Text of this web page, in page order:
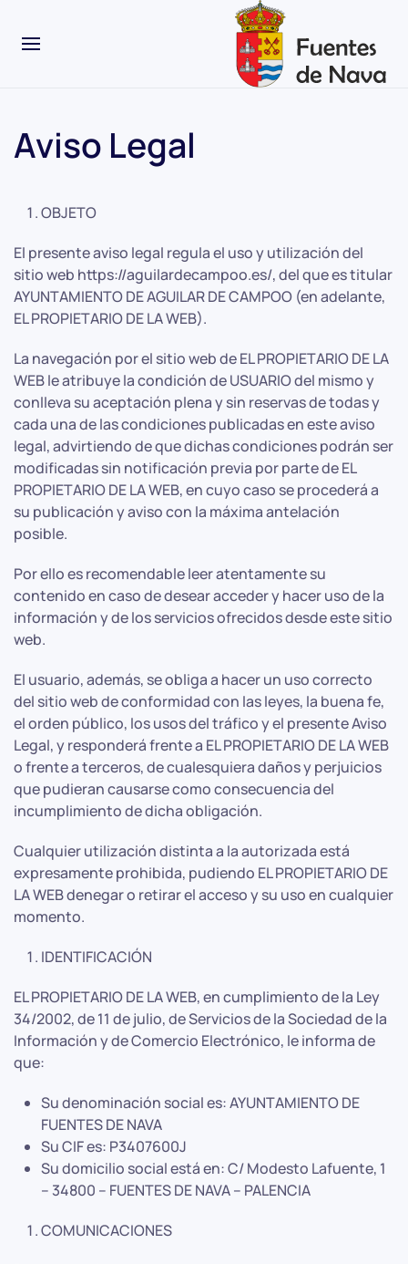
Aviso Legal
OBJETO
El presente aviso legal regula el uso y utilización del
sitio web https://aguilardecampoo.es/, del que es titular
AYUNTAMIENTO DE AGUILAR DE CAMPOO (en adelante,
EL PROPIETARIO DE LA WEB).
La navegación por el sitio web de EL PROPIETARIO DE LA
WEB le atribuye la condición de USUARIO del mismo y
conlleva su aceptación plena y sin reservas de todas y
cada una de las condiciones publicadas en este aviso
legal, advirtiendo de que dichas condiciones podrán ser
modificadas sin notificación previa por parte de EL
PROPIETARIO DE LA WEB, en cuyo caso se procederá a
su publicación y aviso con la máxima antelación
posible.
Por ello es recomendable leer atentamente su
contenido en caso de desear acceder y hacer uso de la
información y de los servicios ofrecidos desde este sitio
web.
El usuario, además, se obliga a hacer un uso correcto
del sitio web de conformidad con las leyes, la buena fe,
el orden público, los usos del tráfico y el presente Aviso
Legal, y responderá frente a EL PROPIETARIO DE LA WEB
o frente a terceros, de cualesquiera daños y perjuicios
que pudieran causarse como consecuencia del
incumplimiento de dicha obligación.
Cualquier utilización distinta a la autorizada está
expresamente prohibida, pudiendo EL PROPIETARIO DE
LA WEB denegar o retirar el acceso y su uso en cualquier
momento.
IDENTIFICACIÓN
EL PROPIETARIO DE LA WEB, en cumplimiento de la Ley
34/2002, de 11 de julio, de Servicios de la Sociedad de la
Información y de Comercio Electrónico, le informa de
que:
Su denominación social es: AYUNTAMIENTO DE
FUENTES DE NAVA
Su CIF es: P3407600J
Su domicilio social está en: C/ Modesto Lafuente, 1
– 34800 – FUENTES DE NAVA – PALENCIA
COMUNICACIONES